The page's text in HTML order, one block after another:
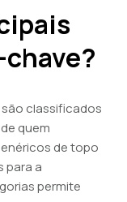
classificados
quem
de topo
para a
permite